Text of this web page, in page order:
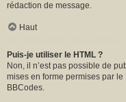
rédaction de message.
Haut
Puis-je utiliser le HTML ?
Non, il n’est pas possible de
mises en forme permises par
BBCodes.